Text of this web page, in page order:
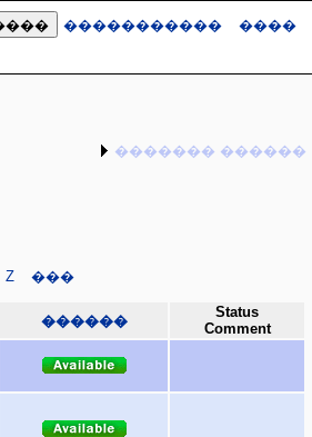
����������� ����
������� ������
Z ���
������
Status
Comment